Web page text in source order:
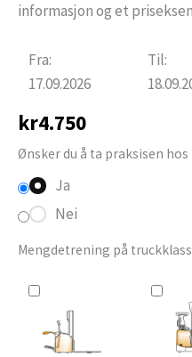
informasjon og et
Fra:
17.09.2026
Til:
kr4.750
Ønsker du å ta praksisen hos
Ja
Nei
Mengdetrening på